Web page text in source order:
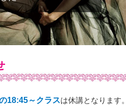
18:45～クラスは休講となります。